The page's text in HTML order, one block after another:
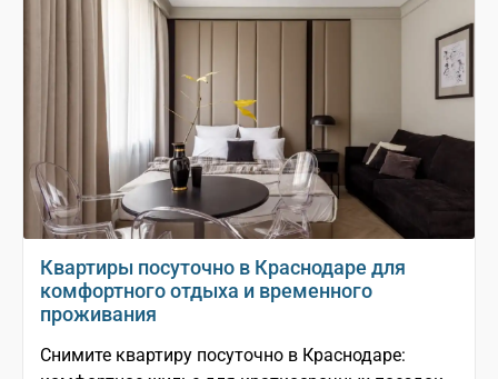
Квартиры посуточно в Краснодаре для
комфортного отдыха и временного
проживания
Снимите квартиру посуточно в Краснодаре: